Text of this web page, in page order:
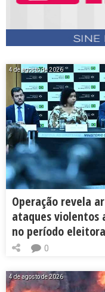
4 de agosto de 2026
Operação revela
ataques violentos
no período
0
4 de agosto de 2026